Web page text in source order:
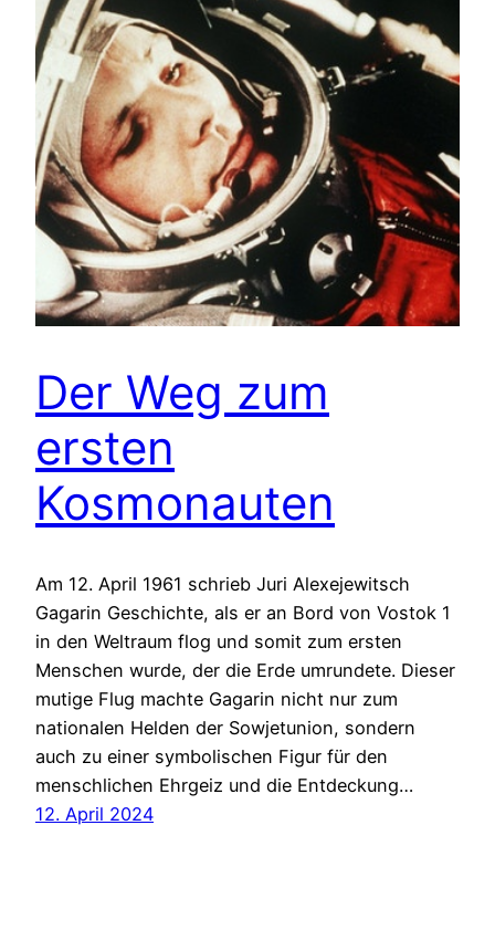
Der Weg zum
ersten
Kosmonauten
Am 12. April 1961 schrieb Juri Alexejewitsch
Gagarin Geschichte, als er an Bord von Vostok 1
in den Weltraum flog und somit zum ersten
Menschen wurde, der die Erde umrundete. Dieser
mutige Flug machte Gagarin nicht nur zum
nationalen Helden der Sowjetunion, sondern
auch zu einer symbolischen Figur für den
menschlichen Ehrgeiz und die Entdeckung…
12. April 2024